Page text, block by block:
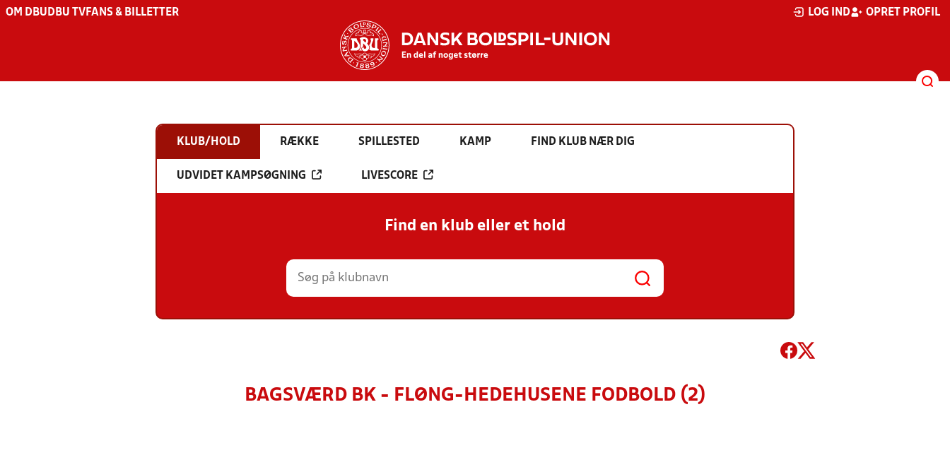
OM DBU DBU TV FANS & BILLETTER LOG IND OPRET PROFIL
KLUB/HOLD RÆKKE SPILLESTED KAMP FIND KLUB NÆR DIG
UDVIDET KAMPSØGNING LIVESCORE
Find en klub eller et hold
BAGSVÆRD BK - FLØNG-HEDEHUSENE FODBOLD (2)